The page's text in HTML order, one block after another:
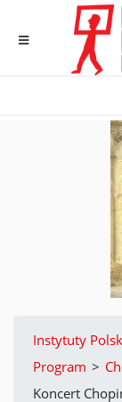
Instytuty
Program >
Koncert